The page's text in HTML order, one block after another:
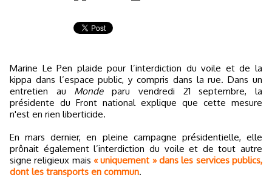
Marine Le Pen plaide pour l’interdiction du voile et de la
kippa dans l’espace public, y compris dans la rue. Dans un
entretien au Mondeparu vendredi 21 septembre, la
présidente du Front national explique que cette mesure
n'est en rien liberticide.
En mars dernier, en pleine campagne présidentielle, elle
prônait également l’interdiction du voile et de tout autre
signe religieux mais « uniquement » dans les services publics,
dont les transports en commun.